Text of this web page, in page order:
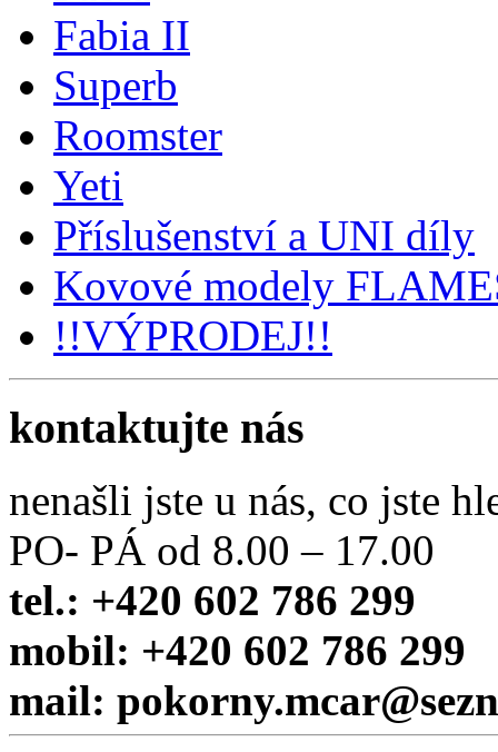
Fabia II
Superb
Roomster
Yeti
Příslušenství a UNI díly
Kovové modely
!!VÝPRODEJ!!
kontaktujte nás
nenašli jste u nás, co jste
PO- PÁ od 8.00 – 17.00
tel.: +420 602 786 299
mobil: +420 602 786 299
mail: